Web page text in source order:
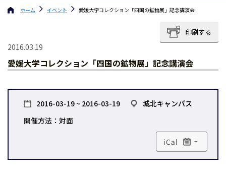
ホーム イベント 愛媛大学コレクション「四国の鉱物展」記念講演会
印刷する
2016.03.19
愛媛大学コレクション「四国の鉱物展」記念講演会
2016-03-19 ~ 2016-03-19
城北キャンパス
開催方法：対面
+